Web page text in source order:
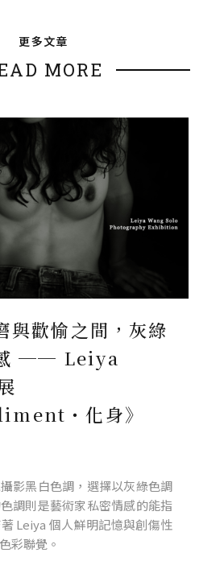
更多文章
MORE
與歡愉之間，灰綠
── Leiya
・化身》
影黑白色調，選擇以灰綠色調
調則是藝術家私密情感的能指
Leiya 個人鮮明記憶與創傷性
彩聯覺。